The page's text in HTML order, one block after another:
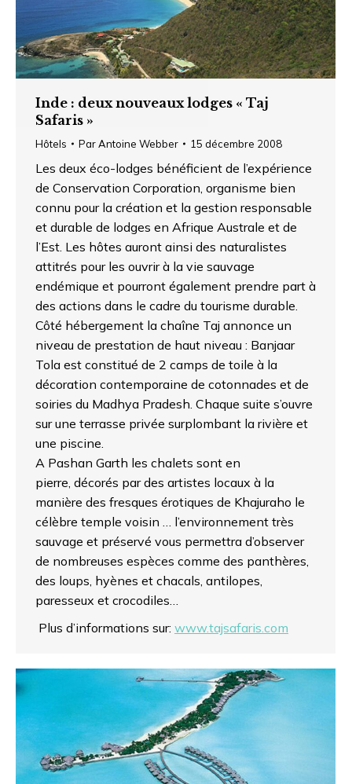
Inde : deux nouveaux lodges « Taj
Safaris »
Hôtels ParAntoine Webber 15 décembre 2008
Les deux éco-lodges bénéficient de l’expérience
de Conservation Corporation, organisme bien
connu pour la création et la gestion responsable
et durable de lodges en Afrique Australe et de
l’Est. Les hôtes auront ainsi des naturalistes
attitrés pour les ouvrir à la vie sauvage
endémique et pourront également prendre part à
des actions dans le cadre du tourisme durable.
Côté hébergement la chaîne Taj annonce un
niveau de prestation de haut niveau : Banjaar
Tola est constitué de 2 camps de toile à la
décoration contemporaine de cotonnades et de
soiries du Madhya Pradesh. Chaque suite s’ouvre
sur une terrasse privée surplombant la rivière et
une piscine.
A Pashan Garth les chalets sont en
pierre, décorés par des artistes locaux à la
manière des fresques érotiques de Khajuraho le
célèbre temple voisin … l’environnement très
sauvage et préservé vous permettra d’observer
de nombreuses espèces comme des panthères,
des loups, hyènes et chacals, antilopes,
paresseux et crocodiles…
Plus d’informations sur: www.tajsafaris.com